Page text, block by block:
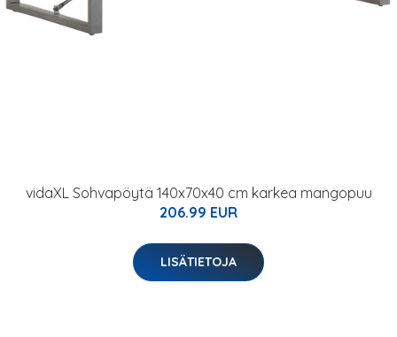
vidaXL Sohvapöytä 140x70x40 cm karkea mangopuu
206.99 EUR
LISÄTIETOJA